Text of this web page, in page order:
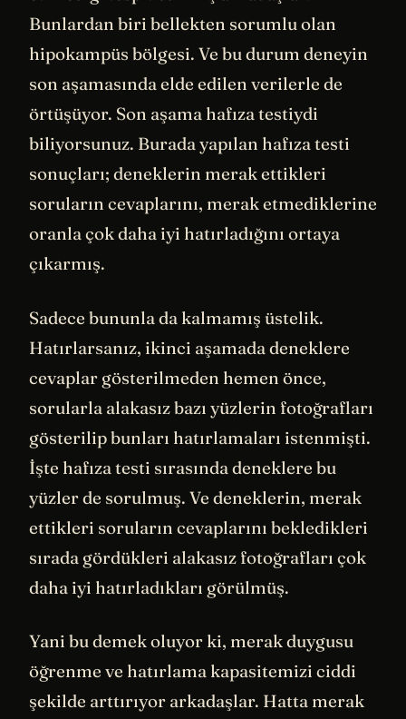
Bunlardan biri bellekten sorumlu olan
hipokampüs bölgesi. Ve bu durum deneyin
son aşamasında elde edilen verilerle de
örtüşüyor. Son aşama hafıza testiydi
biliyorsunuz. Burada yapılan hafıza testi
sonuçları; deneklerin merak ettikleri
soruların cevaplarını, merak etmediklerine
oranla çok daha iyi hatırladığını ortaya
çıkarmış.
Sadece bununla da kalmamış üstelik.
Hatırlarsanız, ikinci aşamada deneklere
cevaplar gösterilmeden hemen önce,
sorularla alakasız bazı yüzlerin fotoğrafları
gösterilip bunları hatırlamaları istenmişti.
İşte hafıza testi sırasında deneklere bu
yüzler de sorulmuş. Ve deneklerin, merak
ettikleri soruların cevaplarını bekledikleri
sırada gördükleri alakasız fotoğrafları çok
daha iyi hatırladıkları görülmüş.
Yani bu demek oluyor ki, merak duygusu
öğrenme ve hatırlama kapasitemizi ciddi
şekilde arttırıyor arkadaşlar. Hatta merak